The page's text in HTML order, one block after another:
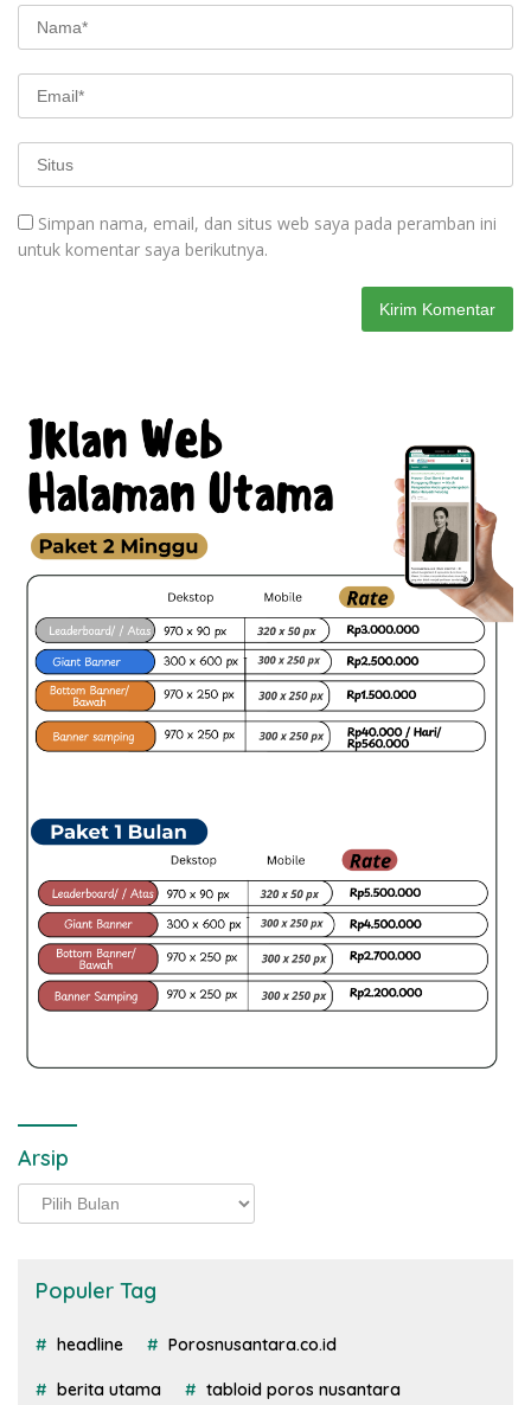
Simpan nama, email, dan situs web saya pada peramban ini
untuk komentar saya berikutnya.
Arsip
Arsip
Populer Tag
headline Porosnusantara.co.id
berita utama tabloid poros nusantara